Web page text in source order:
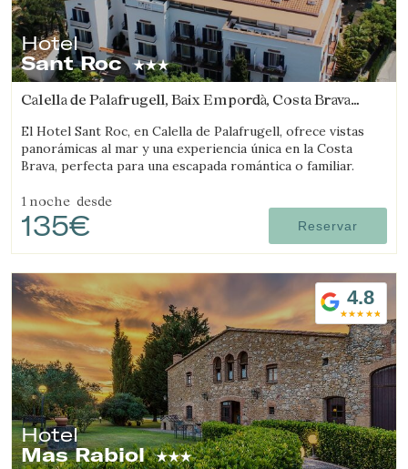
Hotel
Sant Roc
Calella de Palafrugell, Baix Empordà, Costa Brava
El Hotel Sant Roc, en Calella de Palafrugell, ofrece vistas
panorámicas al mar y una experiencia única en la Costa
Brava, perfecta para una escapada romántica o familiar.
1 noche desde
135€ Reservar
4.8
Hotel
Mas Rabiol